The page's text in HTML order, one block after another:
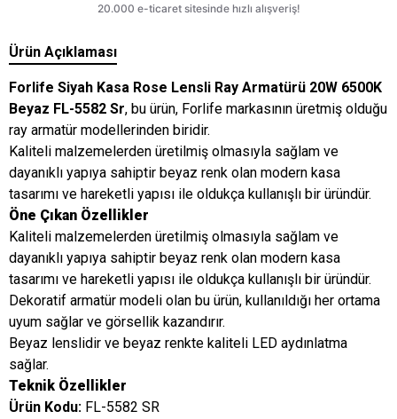
Ürün Açıklaması
Forlife Siyah Kasa Rose Lensli Ray Armatürü 20W 6500K
Beyaz FL-5582 Sr, bu ürün, Forlife markasının üretmiş olduğu
ray armatür modellerinden biridir.
Kaliteli malzemelerden üretilmiş olmasıyla sağlam ve
dayanıklı yapıya sahiptir beyaz renk olan modern kasa
tasarımı ve hareketli yapısı ile oldukça kullanışlı bir üründür.
Öne Çıkan Özellikler
Kaliteli malzemelerden üretilmiş olmasıyla sağlam ve
dayanıklı yapıya sahiptir beyaz renk olan modern kasa
tasarımı ve hareketli yapısı ile oldukça kullanışlı bir üründür.
Dekoratif armatür modeli olan bu ürün, kullanıldığı her ortama
uyum sağlar ve görsellik kazandırır.
Beyaz lenslidir ve beyaz renkte kaliteli LED aydınlatma
sağlar.
Teknik Özellikler
Ürün Kodu: FL-5582 SR